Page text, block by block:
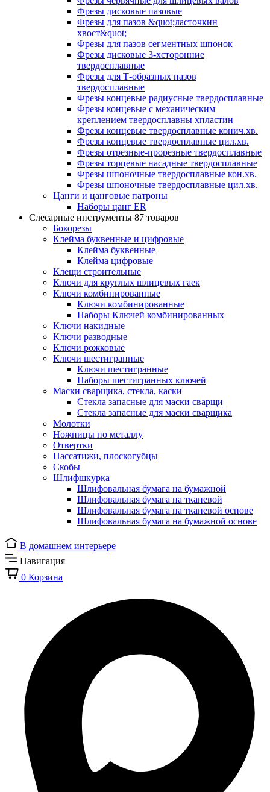
Фрезы дисковые пазовые
Фрезы для пазов &quot;ласточкин
хвост&quot;
Фрезы для пазов сегментных шпонок
Фрезы дисковые 3-хсторонние
твердосплавные
Фрезы для Т-образных пазов
твердосплавные
Фрезы концевые радиусные твердосплавные
Фрезы концевые с механическим
креплением твердосплавны хпластин
Фрезы концевые твердосплавные конич.хв.
Фрезы концевые твердосплавные цил.хв.
Фрезы отрезные-прорезные твердосплавные
Фрезы торцевые насадные твердосплавные
Фрезы шпоночные твердосплавные кон.хв.
Фрезы шпоночные твердосплавные цил.хв.
Цанги и цанговые патроны
Наборы цанг ER
Слесарные инструменты 87 товаров
Бокорезы
Клейма буквенные и цифровые
Клейма буквенные
Клейма цифровые
Клещи строительные
Ключи для круглых шлицевых гаек
Ключи комбинированные
Ключи комбинированные
Наборы Ключей комбинированных
Ключи накидные
Ключи разводные
Ключи рожковые
Ключи шестигранные
Ключи шестигранные
Наборы шестигранных ключей
Маски сварщика, стекла, каски
Стекла запасные для маски сварщи
Стекла запасные для маски сварщика
Молотки
Ножницы по металлу
Отвертки
Пассатижи, плоскогубцы
Скобы
Шлифшкурка
Шлифовальная бумага на бумажной
Шлифовальная бумага на тканевой
Шлифовальная бумага на тканевой основе
Шлифовальная бумага на бумажной основе
В домашнем интерьере
Навигация
0 Корзина